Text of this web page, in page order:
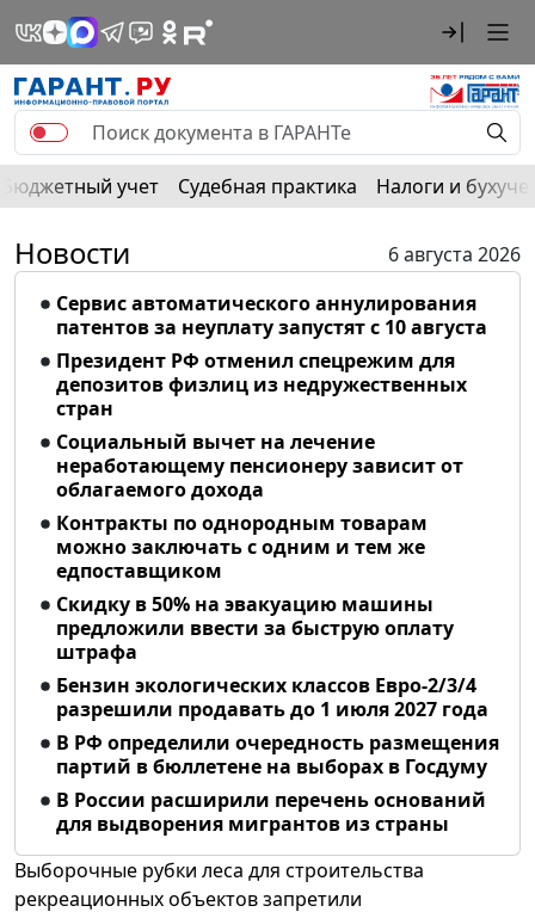
Бюджетный учет Судебная практика Налоги и
Новости
6 августа 2026
Сервис автоматического аннулирования
патентов за неуплату запустят с 10 августа
Президент РФ отменил спецрежим для
депозитов физлиц из недружественных
стран
Социальный вычет на лечение
неработающему пенсионеру зависит от
облагаемого дохода
Контракты по однородным товарам
можно заключать с одним и тем же
едпоставщиком
Скидку в 50% на эвакуацию машины
предложили ввести за быструю оплату
штрафа
Бензин экологических классов Евро-2/3/4
разрешили продавать до 1 июля 2027 года
В РФ определили очередность размещения
партий в бюллетене на выборах в Госдуму
В России расширили перечень оснований
для выдворения мигрантов из страны
Выборочные рубки леса для строительства
рекреационных объектов запретили